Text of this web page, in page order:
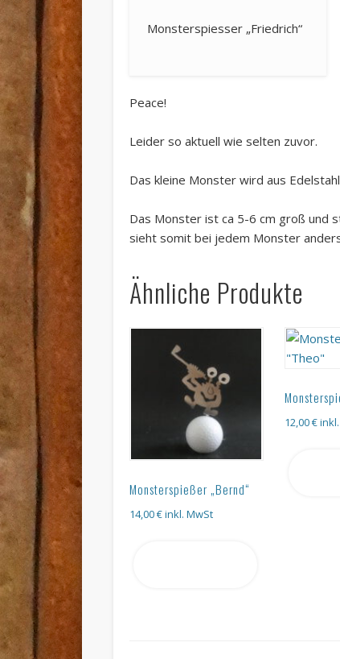
Monsterspiesser „Friedrich“
Peace!
Leider so aktuell wie selten zuvor.
Das kleine Monster wird aus
Das Monster ist ca 5-6 cm groß und
sieht somit bei jedem Monster
Ähnliche Produkte
Monsterspießer „Bernd“
14,00€inkl. MwSt
12,00€